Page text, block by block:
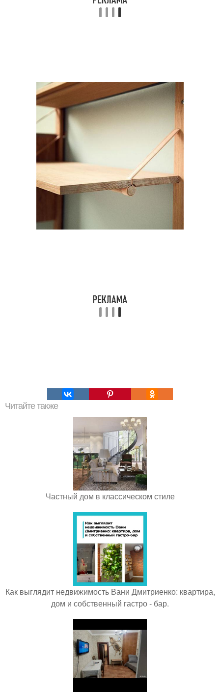
Читайте также
Частный дом в классическом стиле
Как выглядит недвижимость Вани Дмитриенко: квартира,
дом и собственный гастро - бар.